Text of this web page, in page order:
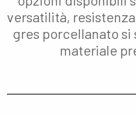
versatilità,
gres porcellanato
materiale